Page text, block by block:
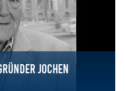
Jochen
von Statistiken zur